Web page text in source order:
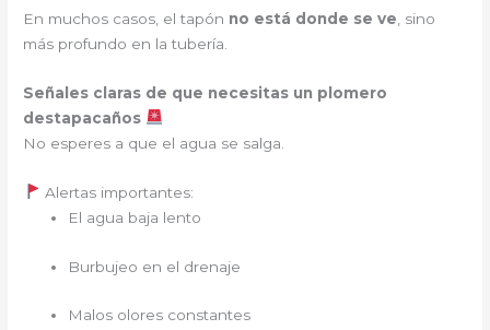
En muchos casos, el tapón no está donde se ve , sino
más profundo en la tubería.
Señales claras de que necesitas un plomero
destapacaños
No esperes a que el agua se salga.
Alertas importantes:
El agua baja lento
Burbujeo en el drenaje
Malos olores constantes